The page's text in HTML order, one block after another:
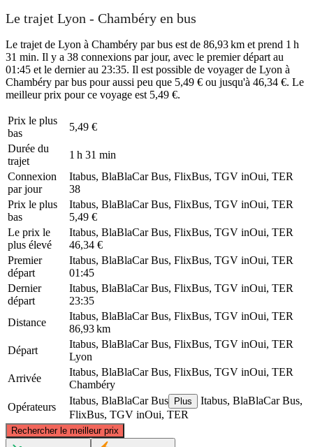
Le trajet Lyon - Chambéry en bus
Le trajet de Lyon à Chambéry par bus est de 86,93 km et prend 1 h
31 min. Il y a 38 connexions par jour, avec le premier départ au
01:45 et le dernier au 23:35. Il est possible de voyager de Lyon à
Chambéry par bus pour aussi peu que 5,49 € ou jusqu'à 46,34 €. Le
meilleur prix pour ce voyage est 5,49 €.
Prix ​​le plus
bas
5,49 €
Durée du
trajet
1 h 31 min
Connexion
par jour
Itabus, BlaBlaCar Bus, FlixBus, TGV inOui, TER
38
Prix ​​le plus
bas
Itabus, BlaBlaCar Bus, FlixBus, TGV inOui, TER
5,49 €
Le prix le
plus élevé
Itabus, BlaBlaCar Bus, FlixBus, TGV inOui, TER
46,34 €
Premier
départ
Itabus, BlaBlaCar Bus, FlixBus, TGV inOui, TER
01:45
Dernier
départ
Itabus, BlaBlaCar Bus, FlixBus, TGV inOui, TER
23:35
Distance
Itabus, BlaBlaCar Bus, FlixBus, TGV inOui, TER
86,93 km
Départ
Itabus, BlaBlaCar Bus, FlixBus, TGV inOui, TER
Lyon
Arrivée
Itabus, BlaBlaCar Bus, FlixBus, TGV inOui, TER
Chambéry
Opérateurs
Itabus, BlaBlaCar Bus Plus
Itabus, BlaBlaCar Bus,
FlixBus, TGV inOui, TER
Rechercher le meilleur prix
© CARTO